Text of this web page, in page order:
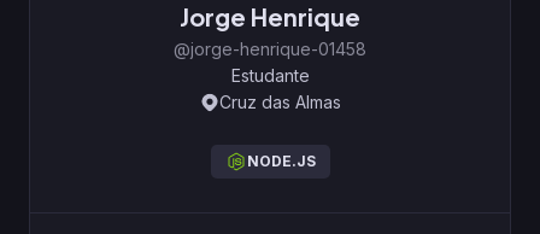
Jorge Henrique
@jorge-henrique-01458
Estudante
Cruz das Almas
NODE.JS